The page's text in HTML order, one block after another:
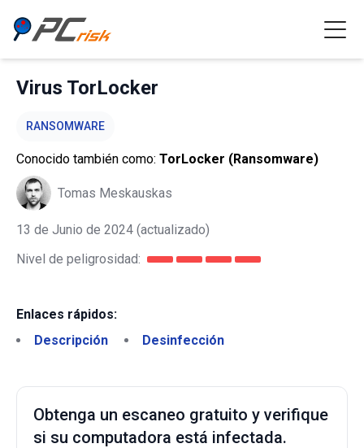
Virus TorLocker
RANSOMWARE
Conocido también como: TorLocker (Ransomware)
Tomas Meskauskas
13 de Junio de 2024 (actualizado)
Nivel de peligrosidad:
Enlaces rápidos:
Descripción
Desinfección
Obtenga un escaneo gratuito y verifique
si su computadora está infectada.